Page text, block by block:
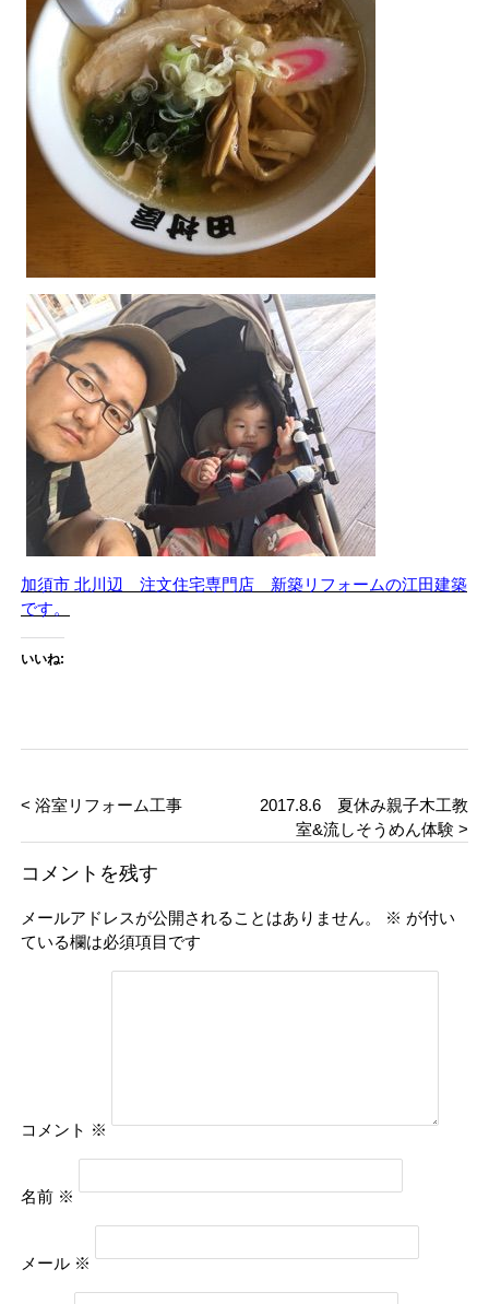
加須市 北川辺 注文住宅専門店 新築リフォームの江田建築
です。
いいね:
< 浴室リフォーム工事
2017.8.6 夏休み親子木工教
室&流しそうめん体験 >
コメントを残す
メールアドレスが公開されることはありません。 ※ が付い
ている欄は必須項目です
コメント ※
名前 ※
メール ※